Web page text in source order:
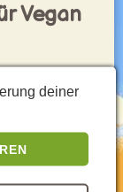
Vegan
Bowls,
Bowls
Lunches
Dal-Style-
deiner